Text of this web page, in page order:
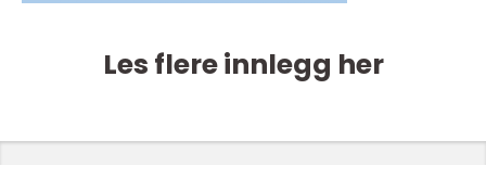
Les flere innlegg her